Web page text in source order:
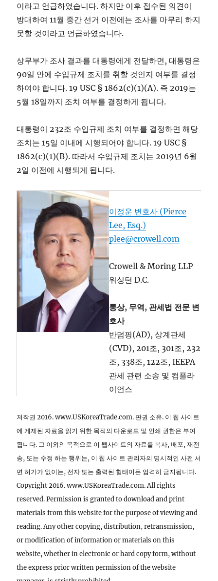
이라고 언급하였습니다. 하지만 이후 접수된 의견이
방대하여 11월 중간 선거 이전에는 조사를 마무리 하지
못할 것이라고 언급하였습니다.
상무부가 조사 결과를 대통령에게 전달하면, 대통령은
90일 안에 수입규제 조치를 취할 것인지 여부를 결정
하여야 합니다. 19 USC § 1862(c)(1)(A). 즉 2019는
5월 18일까지 조치 여부를 결정하게 됩니다.
대통령이 232조 수입규제 조치 여부를 결정하면 해당
조치는 15일 이내에 시행되어야 합니다. 19 USC §
1862(c)(1)(B). 따라서 수입규제 조치는 2019년 6월
2일 이전에 시행되게 됩니다.
이정운 변호사 (Pierce
Lee, Esq.)
plee@crowell.com
Crowell & Moring LLP
워싱턴 D.C.
통상, 무역, 관세법 전문 변
호사
반덤핑(AD), 상계관세
(CVD), 201조, 301조, 232
조, 338조, 122조, IEEPA
관세 관련 소송 및 컴플라
이언스
저작권 2016. www.USKoreaTrade.com. 판권 소유. 이 웹 사이트
에 게제된 자료을 읽기 위한 목적의 다운로드 및 인쇄 권한은 부여
됩니다. 그 이외의 목적으로 이 웹사이트의 자료를 복사, 배포, 재전
송, 또는 수정 하는 행위는, 이 웹 사이트 관리자의 명시적인 사전 서
면 허가가 없이는, 전자 또는 출력된 형태이든 엄격히 금지됩니다.
Copyright 2016. www.USKoreaTrade.com. All rights
reserved. Permission is granted to download and print
materials from this website for the purpose of viewing and
reading. Any other copying, distribution, retransmission,
or modification of information or materials on this
website, whether in electronic or hard copy form, without
the express prior written permission of the website